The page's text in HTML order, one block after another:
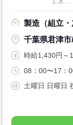
製造（組立・
千葉県君津市
時給1,430円～
08：00〜17：
土曜日 日曜日